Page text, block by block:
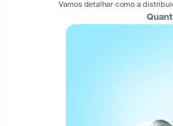
Vamos detalhar como a